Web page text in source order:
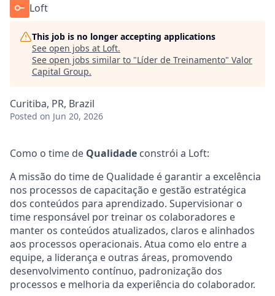
Loft
This job is no longer accepting applications
See open jobs at Loft.
See open jobs similar to "Líder de Treinamento" Valor
Capital Group.
Curitiba, PR, Brazil
Posted on Jun 20, 2026
Como o time de Qualidade constrói a Loft:
A missão do time de Qualidade é garantir a excelência
nos processos de capacitação e gestão estratégica
dos conteúdos para aprendizado. Supervisionar o
time responsável por treinar os colaboradores e
manter os conteúdos atualizados, claros e alinhados
aos processos operacionais. Atua como elo entre a
equipe, a liderança e outras áreas, promovendo
desenvolvimento contínuo, padronização dos
processos e melhoria da experiência do colaborador.